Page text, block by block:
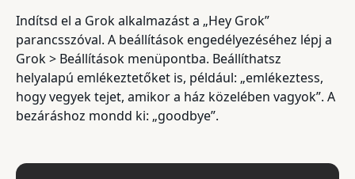
Indítsd el a Grok alkalmazást a „Hey Grok”
parancsszóval. A beállítások engedélyezéséhez lépj a
Grok > Beállítások menüpontba. Beállíthatsz
helyalapú emlékeztetőket is, például: „emlékeztess,
hogy vegyek tejet, amikor a ház közelében vagyok”. A
bezáráshoz mondd ki: „goodbye”.